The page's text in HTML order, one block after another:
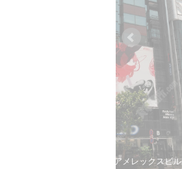
神田第２アメレックスビル